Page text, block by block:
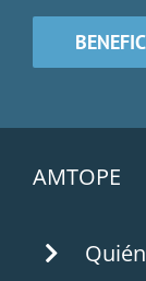
AMTOPE